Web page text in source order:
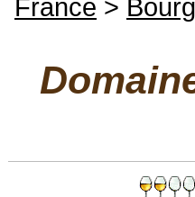
France >